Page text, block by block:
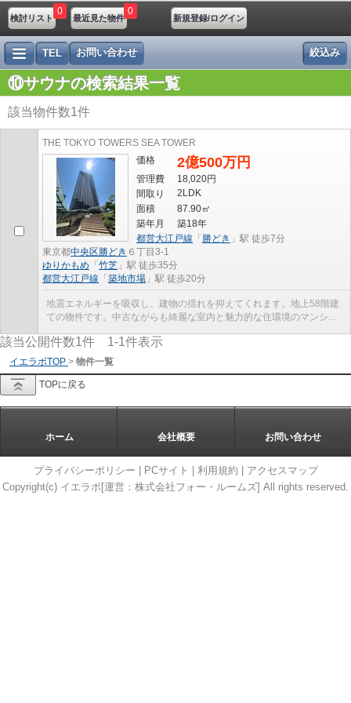
検討リスト
0
最近見た物件
0
新規登録/ログイン
絞込み
TEL お問い合わせ
⑩サウナの検索結果一覧
該当物件数1件
THE TOKYO TOWERS SEA TOWER
価格
2億500万円
管理費
18,020円
間取り
2LDK
面積
87.90㎡
築年月
築18年
東京都中央区勝どき ６丁目3-1
都営大江戸線 「 勝どき 」駅 徒歩7分
ゆりかもめ 「 竹芝 」駅 徒歩35分
都営大江戸線 「 築地市場 」駅 徒歩20分
地震エネルギーを吸収し、建物の揺れを抑えてくれます。地上58階建
ての物件です。中古ながらも綺麗な室内と魅力的な住環境のマンショ
該当公開件数1件 1-1件表示
イエラボTOP > 物件一覧
TOPに戻る
ホーム 会社概要 お問い合わせ
プライバシーポリシー PCサイト 利用規約
アクセスマップ
Copyright(c) イエラボ[運営：株式会社フォー・ルームズ] All rights reserved.